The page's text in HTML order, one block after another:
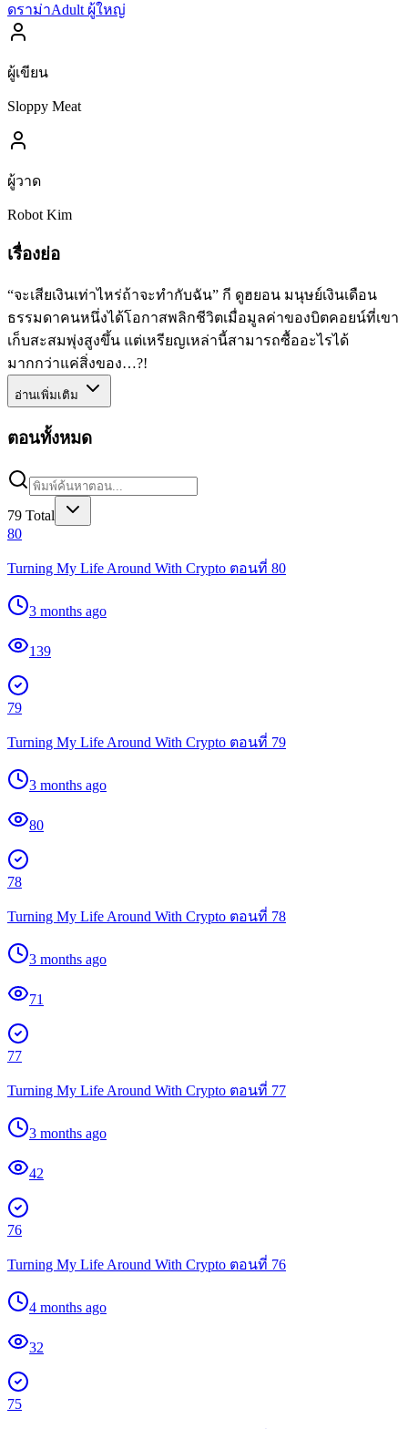
ดราม่าAdult ผู้ใหญ่
ผู้เขียน
Sloppy Meat
ผู้วาด
Robot Kim
เรื่องย่อ
“จะเสียเงินเท่าไหร่ถ้าจะทำกับฉัน” กี ดูฮยอน มนุษย์เงินเดือน
ธรรมดาคนหนึ่งได้โอกาสพลิกชีวิตเมื่อมูลค่าของบิตคอยน์ที่เขา
เก็บสะสมพุ่งสูงขึ้น แต่เหรียญเหล่านี้สามารถซื้ออะไรได้
มากกว่าแค่สิ่งของ…?!
อ่านเพิ่มเติม
ตอนทั้งหมด
79 Total
80
Turning My Life Around With Crypto ตอนที่ 80
3 months ago
139
79
Turning My Life Around With Crypto ตอนที่ 79
3 months ago
80
78
Turning My Life Around With Crypto ตอนที่ 78
3 months ago
71
77
Turning My Life Around With Crypto ตอนที่ 77
3 months ago
42
76
Turning My Life Around With Crypto ตอนที่ 76
4 months ago
32
75